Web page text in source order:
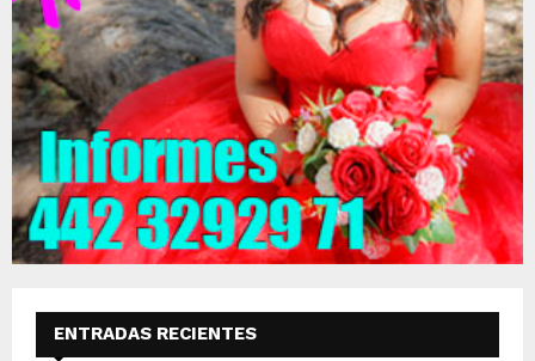
ENTRADAS RECIENTES